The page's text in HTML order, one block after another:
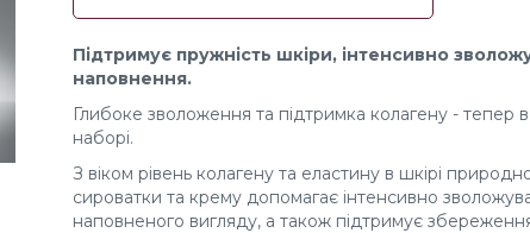
Підтримує пружність шкіри, інтенсивно
наповнення.
Глибоке зволоження та підтримка колагену - тепер
наборі.
З віком рівень колагену та еластину в шкірі
сироватки та крему допомагає інтенсивно
наповненого вигляду, а також підтримує